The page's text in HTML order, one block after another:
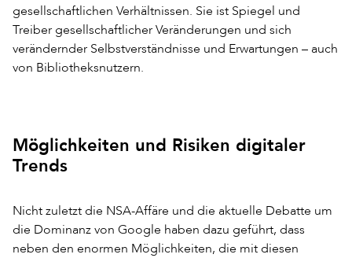
gesellschaftlichen Verhältnissen. Sie ist Spiegel und
Treiber gesellschaftlicher Veränderungen und sich
verändernder Selbstverständnisse und Erwartungen – auch
von Bibliotheksnutzern.
Möglichkeiten und Risiken digitaler
Trends
Nicht zuletzt die NSA-Affäre und die aktuelle Debatte um
die Dominanz von Google haben dazu geführt, dass
neben den enormen Möglichkeiten, die mit diesen